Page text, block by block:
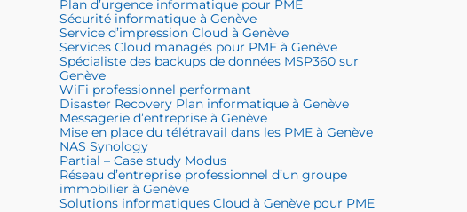
Plan d’urgence informatique pour PME
Sécurité informatique à Genève
Service d’impression Cloud à Genève
Services Cloud managés pour PME à Genève
Spécialiste des backups de données MSP360 sur
Genève
WiFi professionnel performant
Disaster Recovery Plan informatique à Genève
Messagerie d’entreprise à Genève
Mise en place du télétravail dans les PME à Genève
NAS Synology
Partial – Case study Modus
Réseau d’entreprise professionnel d’un groupe
immobilier à Genève
Solutions informatiques Cloud à Genève pour PME